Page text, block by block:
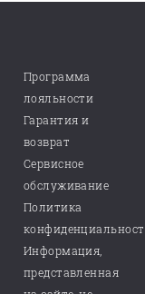
Программа
лояльности
Гарантия и
возврат
Сервисное
обслуживание
Политика
Информация,
представленная